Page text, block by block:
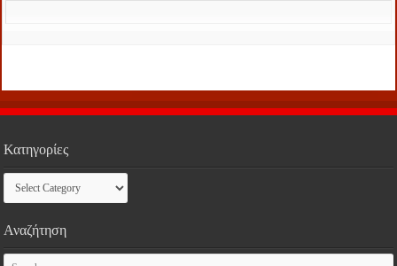
Κατηγορίες
Κατηγορίες
Αναζήτηση